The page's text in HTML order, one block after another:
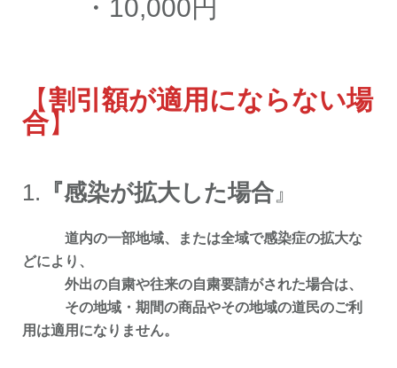
・10,000円
【割引額が適用にならない場
合】
1. 『感染が拡大した場合』
道内の一部地域、または全域で感染症の拡大な
どにより、
外出の自粛や往来の自粛要請がされた場合は、
その地域・期間の商品やその地域の道民のご利
用は適用になりません。